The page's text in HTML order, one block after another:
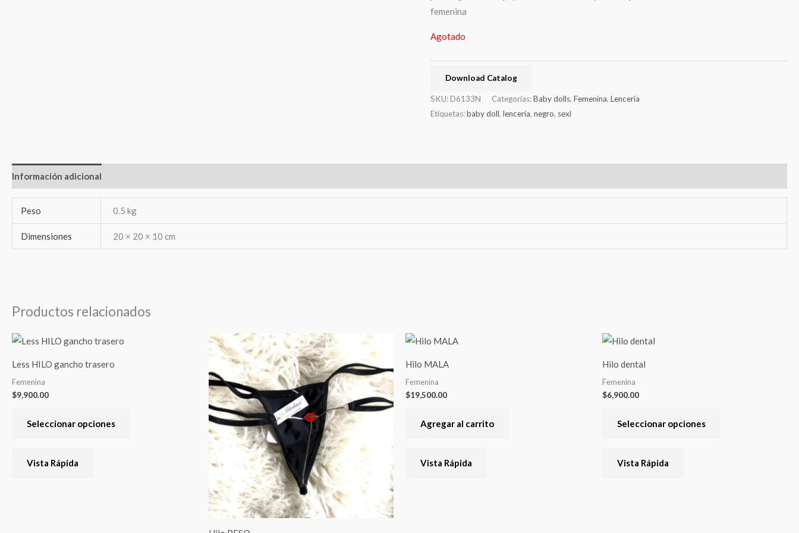
femenina
Agotado
Download Catalog
SKU:D6133N Categorías:Baby dolls,Femenina,Lencería
Etiquetas:baby doll,lenceria,negro, sexi
Información adicional
Peso 0.5 kg
Dimensiones 20 × 20 × 10 cm
Productos relacionados
Less HILO gancho trasero
Femenina
$9,900.00
Seleccionar opciones
Vista Rápida
Este
producto
tiene
varias
variantes.
Las
opciones
se
pueden
elegir
en
la
Hilo MALA
Femenina
$19,500.00
Agregar al carrito
Vista Rápida
Hilo dental
Femenina
$6,900.00
Seleccionar opciones
Vista Rápida